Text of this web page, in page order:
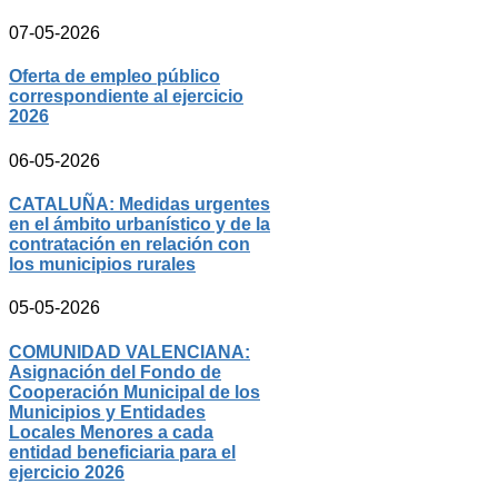
07-05-2026
Oferta de empleo público
correspondiente al ejercicio
2026
06-05-2026
CATALUÑA: Medidas urgentes
en el ámbito urbanístico y de la
contratación en relación con
los municipios rurales
05-05-2026
COMUNIDAD VALENCIANA:
Asignación del Fondo de
Cooperación Municipal de los
Municipios y Entidades
Locales Menores a cada
entidad beneficiaria para el
ejercicio 2026